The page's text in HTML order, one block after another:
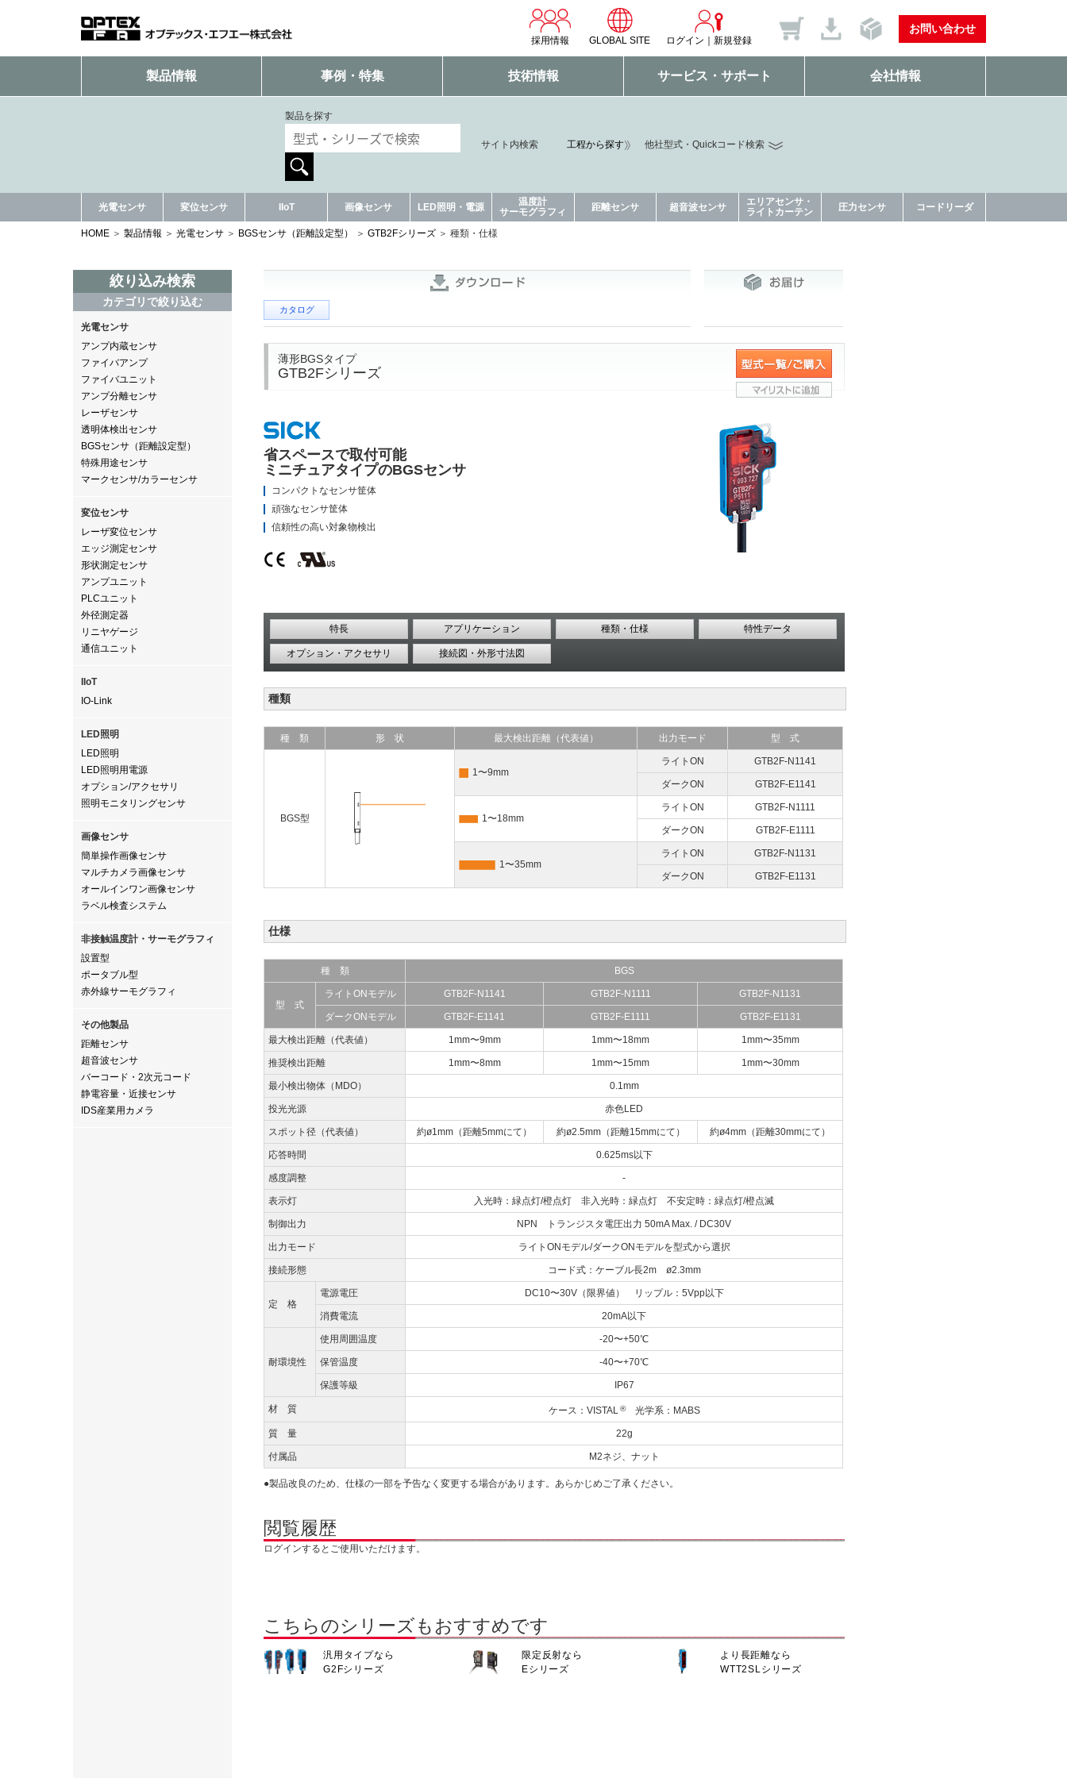
採用情報 GLOBAL SITE ログイン 新規登録
お問い合わせ
製品情報 事例・特集 技術情報 サービス・サポート 会社情報
製品を探す
サイト内検索 工程から探す 他社型式・Quickコード検索
光電センサ 変位センサ IIoT 画像センサ LED照明・電源
温度計
サーモグラフィ
距離センサ 超音波センサ
エリアセンサ・
ライトカーテン
圧力センサ コードリーダ
HOME 製品情報 光電センサ BGSセンサ（距離設定型） GTB2Fシリーズ 種類・仕様
絞り込み検索
カテゴリで絞り込む
光電センサ
アンプ内蔵センサ
ファイバアンプ
ファイバユニット
アンプ分離センサ
レーザセンサ
透明体検出センサ
BGSセンサ（距離設定型）
特殊用途センサ
マークセンサ/カラーセンサ
変位センサ
レーザ変位センサ
エッジ測定センサ
形状測定センサ
アンプユニット
PLCユニット
外径測定器
リニヤゲージ
通信ユニット
IIoT
IO-Link
LED照明
LED照明
LED照明用電源
オプション/アクセサリ
照明モニタリングセンサ
画像センサ
簡単操作画像センサ
マルチカメラ画像センサ
オールインワン画像センサ
ラベル検査システム
非接触温度計・サーモグラフィ
設置型
ポータブル型
赤外線サーモグラフィ
その他製品
距離センサ
超音波センサ
バーコード・2次元コード
静電容量・近接センサ
IDS産業用カメラ
カタログ
薄形BGSタイプ
GTB2Fシリーズ
省スペースで取付可能
ミニチュアタイプのBGSセンサ
コンパクトなセンサ筐体
頑強なセンサ筐体
信頼性の高い対象物検出
特長 アプリケーション 種類・仕様 特性データ
オプション・アクセサリ 接続図・外形寸法図
種類
種 類 形 状 最大検出距離（代表値） 出力モード 型 式
BGS型
1〜9mm
ライトON GTB2F-N1141
ダークON GTB2F-E1141
1〜18mm
ライトON GTB2F-N1111
ダークON GTB2F-E1111
1〜35mm
ライトON GTB2F-N1131
ダークON GTB2F-E1131
仕様
種 類 BGS
型 式
ライトONモデル GTB2F-N1141 GTB2F-N1111 GTB2F-N1131
ダークONモデル GTB2F-E1141 GTB2F-E1111 GTB2F-E1131
最大検出距離（代表値） 1mm〜9mm 1mm〜18mm 1mm〜35mm
推奨検出距離 1mm〜8mm 1mm〜15mm 1mm〜30mm
最小検出物体（MDO） 0.1mm
投光光源 赤色LED
スポット径（代表値） 約ø1mm（距離5mmにて） 約ø2.5mm（距離15mmにて） 約ø4mm（距離30mmにて）
応答時間 0.625ms以下
感度調整 -
表示灯 入光時：緑点灯/橙点灯 非入光時：緑点灯 不安定時：緑点灯/橙点滅
制御出力 NPN トランジスタ電圧出力 50mA Max. / DC30V
出力モード ライトONモデル/ダークONモデルを型式から選択
接続形態 コード式：ケーブル長2m ø2.3mm
定 格
電源電圧 DC10〜30V（限界値） リップル：5Vpp以下
消費電流 20mA以下
耐環境性
使用周囲温度 -20〜+50℃
保管温度 -40〜+70℃
保護等級 IP67
材 質 ケース：VISTAL ®光学系：MABS
質 量 22g
付属品 M2ネジ、ナット
●製品改良のため、仕様の一部を予告なく変更する場合があります。あらかじめご了承ください。
閲覧履歴
ログインするとご使用いただけます。
こちらのシリーズもおすすめです
汎用タイプなら
G2Fシリーズ
限定反射なら
Eシリーズ
より長距離なら
WTT2SLシリーズ